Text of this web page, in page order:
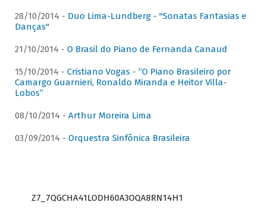
28/10/2014 - Duo Lima-Lundberg - "Sonatas Fantasias e
Danças"
21/10/2014 - O Brasil do Piano de Fernanda Canaud
15/10/2014 - Cristiano Vogas - “O Piano Brasileiro por
Camargo Guarnieri, Ronaldo Miranda e Heitor Villa-
Lobos”
08/10/2014 - Arthur Moreira Lima
03/09/2014 - Orquestra Sinfônica Brasileira
Z7_7QGCHA41LODH60A3OQA8RN14H1